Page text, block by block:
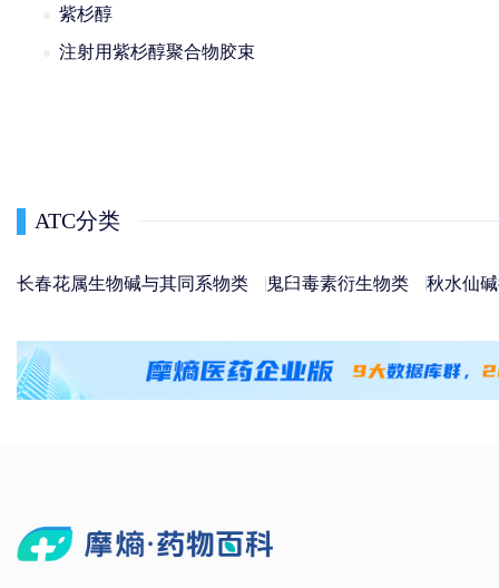
紫杉醇
注射用紫杉醇聚合物胶束
ATC分类
长春花属生物碱与其同系物类 鬼臼毒素衍生物类 秋水仙